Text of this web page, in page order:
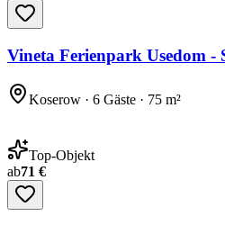
Vineta Ferienpark Usedom -
Koserow · 6 Gäste · 75 m²
Top-Objekt
ab71 €